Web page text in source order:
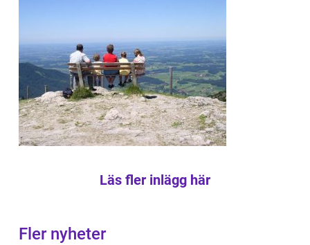
Läs fler inlägg här
Fler nyheter